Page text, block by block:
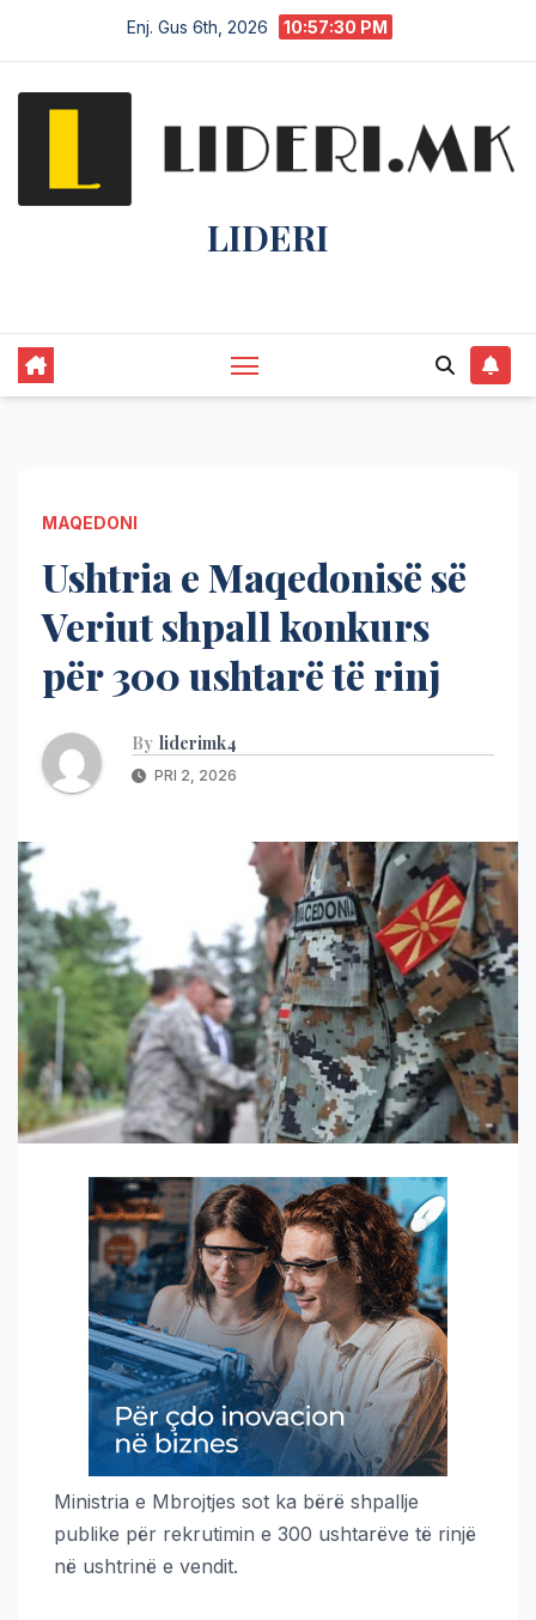
Enj. Gus 6th, 2026 10:57:31 PM
LIDERI
MAQEDONI
Ushtria e Maqedonisë së
Veriut shpall konkurs
për 300 ushtarë të rinj
By liderimk4
PRI 2, 2026
Ministria e Mbrojtjes sot ka bërë shpallje
publike për rekrutimin e 300 ushtarëve të rinjë
në ushtrinë e vendit.